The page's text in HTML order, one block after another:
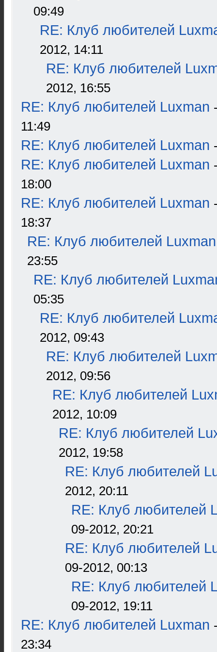
09:49
RE: Клуб любителей
2012, 14:11
RE: Клуб любителей
2012, 16:55
RE: Клуб любителей Luxman
11:49
RE: Клуб любителей Luxman
RE: Клуб любителей Luxman
18:00
RE: Клуб любителей Luxman
18:37
RE: Клуб любителей Luxman
23:55
RE: Клуб любителей
05:35
RE: Клуб любителей
2012, 09:43
RE: Клуб любителей
2012, 09:56
RE: Клуб любителей
2012, 10:09
RE: Клуб любителей
2012, 19:58
RE: Клуб любителей
2012, 20:11
RE: Клуб любителей
09-2012, 20:21
RE: Клуб любителей
09-2012, 00:13
RE: Клуб любителей
09-2012, 19:11
RE: Клуб любителей Luxman
23:34